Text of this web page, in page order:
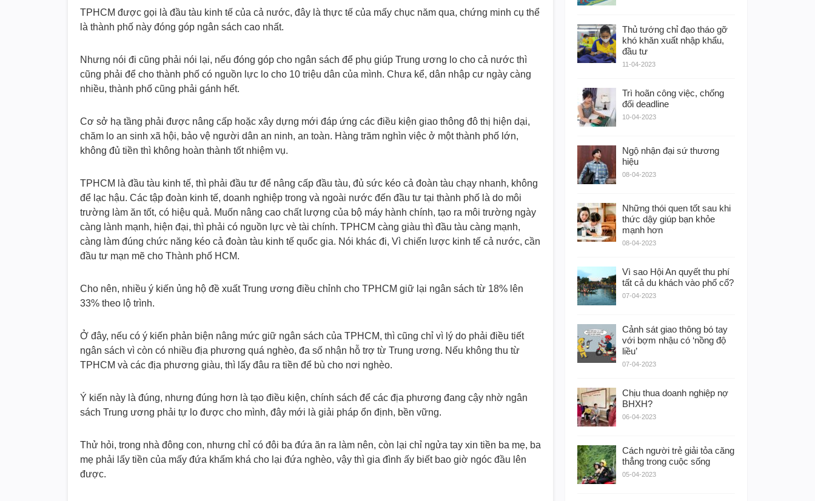
TPHCM được gọi là đầu tàu kinh tế của cả nước, đây là thực tế của mấy chục năm qua, chứng minh cụ thể
là thành phố này đóng góp ngân sách cao nhất.
Nhưng nói đi cũng phải nói lại, nếu đóng góp cho ngân sách để phụ giúp Trung ương lo cho cả nước thì
cũng phải để cho thành phố có nguồn lực lo cho 10 triệu dân của mình. Chưa kể, dân nhập cư ngày càng
nhiều, thành phố cũng phải gánh hết.
Cơ sở hạ tầng phải được nâng cấp hoặc xây dựng mới đáp ứng các điều kiện giao thông đô thị hiện dại,
chăm lo an sinh xã hội, bảo vệ người dân an ninh, an toàn. Hàng trăm nghìn việc ở một thành phố lớn,
không đủ tiền thì không hoàn thành tốt nhiệm vụ.
TPHCM là đầu tàu kinh tế, thì phải đầu tư để nâng cấp đầu tàu, đủ sức kéo cả đoàn tàu chạy nhanh, không
để lạc hậu. Các tập đoàn kinh tế, doanh nghiệp trong và ngoài nước đến đầu tư tại thành phố là do môi
trường làm ăn tốt, có hiệu quả. Muốn nâng cao chất lượng của bộ máy hành chính, tạo ra môi trường ngày
càng lành mạnh, hiện đại, thì phải có nguồn lực vè tài chính. TPHCM càng giàu thì đầu tàu càng mạnh,
càng làm đúng chức năng kéo cả đoàn tàu kinh tế quốc gia. Nói khác đi, Vì chiến lược kinh tế cả nước, cần
đầu tư mạn mẽ cho Thành phố HCM.
Cho nên, nhiều ý kiến ủng hộ đề xuất Trung ương điều chỉnh cho TPHCM giữ lại ngân sách từ 18% lên
33% theo lộ trình.
Ở đây, nếu có ý kiến phản biện nâng mức giữ ngân sách của TPHCM, thì cũng chỉ vì lý do phải điều tiết
ngân sách vì còn có nhiều địa phương quá nghèo, đa số nhận hỗ trợ từ Trung ương. Nếu không thu từ
TPHCM và các địa phương giàu, thì lấy đâu ra tiền để bù cho nơi nghèo.
Ý kiến này là đúng, nhưng đúng hơn là tạo điều kiện, chính sách để các địa phương đang cậy nhờ ngân
sách Trung ương phải tự lo được cho mình, đây mới là giải pháp ổn định, bền vững.
Thử hỏi, trong nhà đông con, nhưng chỉ có đôi ba đứa ăn ra làm nên, còn lại chỉ ngửa tay xin tiền ba mẹ, ba
mẹ phải lấy tiền của mấy đứa khấm khá cho lại đứa nghèo, vậy thì gia đình ấy biết bao giờ ngóc đầu lên
được.
Thủ tướng chỉ đạo tháo gỡ
khó khăn xuất nhập khẩu,
đầu tư
11-04-2023
Trì hoãn công việc, chống
đối deadline
10-04-2023
Ngộ nhận đại sứ thương
hiệu
08-04-2023
Những thói quen tốt sau khi
thức dậy giúp bạn khỏe
mạnh hơn
08-04-2023
Vì sao Hội An quyết thu phí
tất cả du khách vào phố cổ?
07-04-2023
Cảnh sát giao thông bó tay
với bợm nhậu có ‘nồng độ
liều’
07-04-2023
Chịu thua doanh nghiệp nợ
BHXH?
06-04-2023
Cách người trẻ giải tỏa căng
thẳng trong cuộc sống
05-04-2023